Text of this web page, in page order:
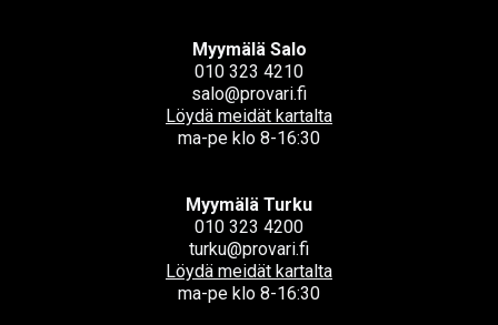
Myymälä Salo
010 323 4210
salo@provari.fi
Löydä meidät kartalta
ma-pe klo 8-16:30
Myymälä Turku
010 323 4200
turku@provari.fi
Löydä meidät kartalta
ma-pe klo 8-16:30